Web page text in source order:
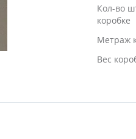
Кол-во
коробке
Метраж
Вес